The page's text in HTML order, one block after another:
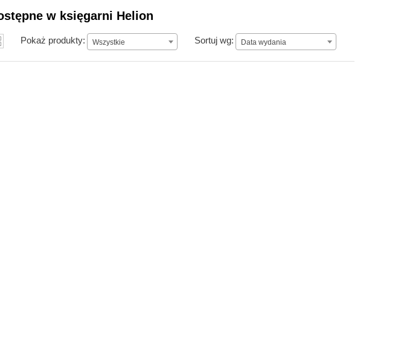
w księgarni Helion
Pokaż produkty: Wszystkie Sortuj wg: Data wydania
Data wydania